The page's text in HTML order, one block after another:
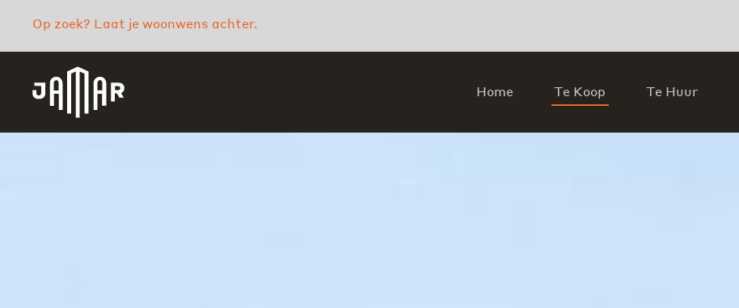
Op zoek? Laat je woonwens achter.
Home Te Koop Te Huur